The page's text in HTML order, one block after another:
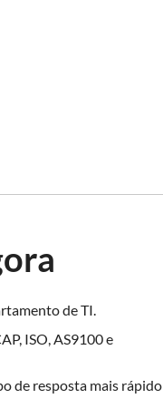
de TI.
ISO, AS9100 e
de resposta mais rápido